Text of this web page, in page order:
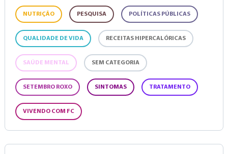
NUTRIÇÃO PESQUISA POLÍTICAS PÚBLICAS
QUALIDADE DE VIDA RECEITAS HIPERCALÓRICAS
SAÚDE MENTAL SEM CATEGORIA
SETEMBRO ROXO SINTOMAS TRATAMENTO
VIVENDO COM FC